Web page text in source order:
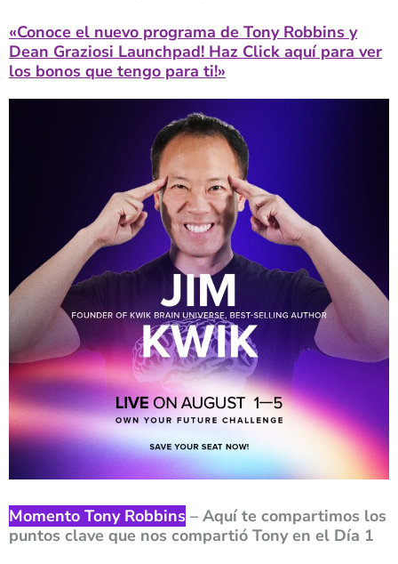
«Conoce el nuevo programa de Tony Robbins y
Dean Graziosi Launchpad! Haz Click aquí para ver
los bonos que tengo para ti!»
Momento Tony Robbins – Aquí te compartimos los
puntos clave que nos compartió Tony en el Día 1